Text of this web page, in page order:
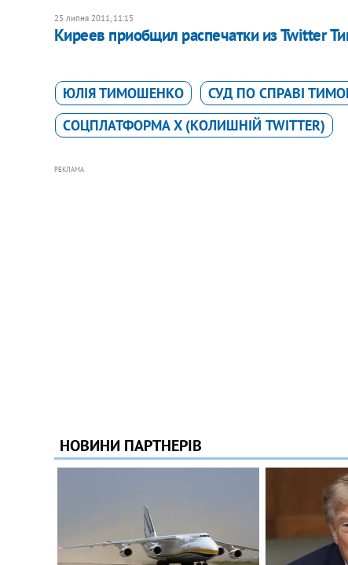
25 липня 2011, 11:15
Киреев приобщил распечатки из Twitter
ЮЛІЯ ТИМОШЕНКО
СУД ПО СПРАВІ
CОЦПЛАТФОРМА X (КОЛИШНІЙ TWITTER)
РЕКЛАМА